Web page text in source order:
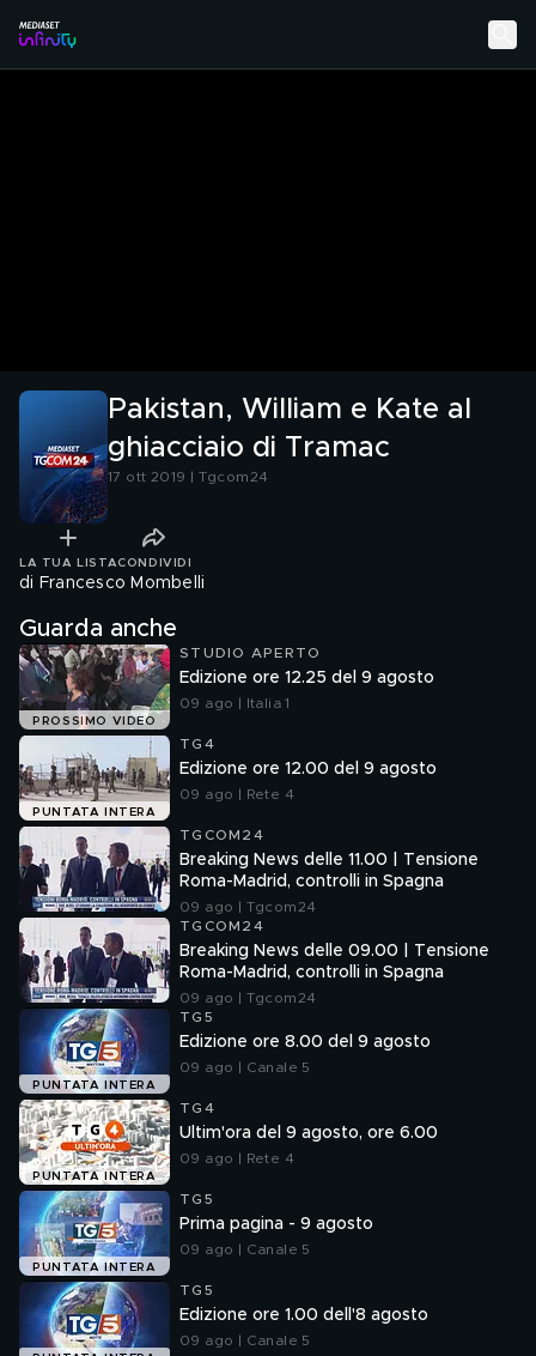
Pakistan, William e Kate al
ghiacciaio di Tramac
17 ott 2019 | Tgcom24
LA TUA LISTACONDIVIDI
di Francesco Mombelli
Guarda anche
PROSSIMO VIDEO
STUDIO APERTO
Edizione ore 12.25 del 9 agosto
09 ago | Italia 1
PUNTATA INTERA
TG4
Edizione ore 12.00 del 9 agosto
09 ago | Rete 4
TGCOM24
Breaking News delle 11.00 | Tensione
Roma-Madrid, controlli in Spagna
09 ago | Tgcom24
TGCOM24
Breaking News delle 09.00 | Tensione
Roma-Madrid, controlli in Spagna
09 ago | Tgcom24
PUNTATA INTERA
TG5
Edizione ore 8.00 del 9 agosto
09 ago | Canale 5
PUNTATA INTERA
TG4
Ultim'ora del 9 agosto, ore 6.00
09 ago | Rete 4
PUNTATA INTERA
TG5
Prima pagina - 9 agosto
09 ago | Canale 5
TG5
Edizione ore 1.00 dell'8 agosto
09 ago | Canale 5